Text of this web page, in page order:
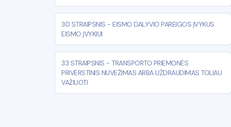
30 STRAIPSNIS - EISMO DALYVIO PAREIGOS ĮVYKUS
EISMO ĮVYKIUI
33 STRAIPSNIS - TRANSPORTO PRIEMONĖS
PRIVERSTINIS NUVEŽIMAS ARBA UŽDRAUDIMAS TOLIAU
VAŽIUOTI